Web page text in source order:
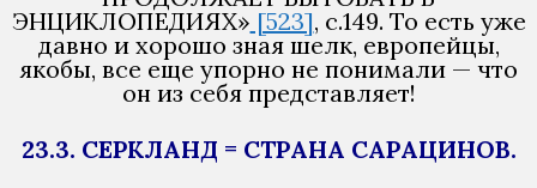
ЭНЦИКЛОПЕДИЯХ» [523], с.149. То есть уже
давно и хорошо зная шелк, европейцы,
якобы, все еще упорно не понимали — что
он из себя представляет!
23.3. СЕРКЛАНД = СТРАНА САРАЦИНОВ.